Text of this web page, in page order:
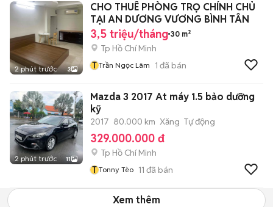
2 phút trước 3
CHO THUÊ PHÒNG TRỌ CHÍNH CHỦ
TẠI AN DƯƠNG VƯƠNG BÌNH TÂN
3,5 triệu/tháng 30 m²
Tp Hồ Chí Minh
T Trần Ngọc Lâm 1 đã bán
2 phút trước 11
Mazda 3 2017 At máy 1.5 bảo dưỡng
kỹ
2017 80.000 km Xăng Tự động
329.000.000 đ
Tp Hồ Chí Minh
T Tonny Tèo 11 đã bán
Xem thêm